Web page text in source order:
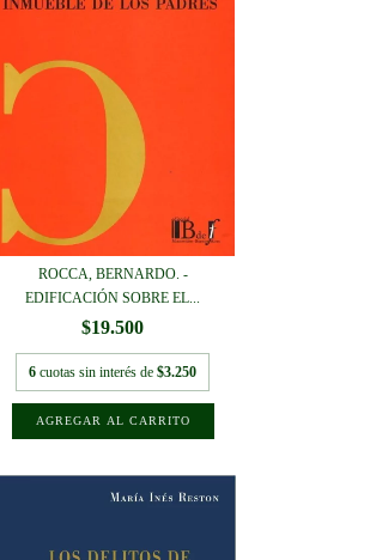
ROCCA, BERNARDO. -
EDIFICACIÓN SOBRE EL...
$19.500
6 cuotas sin interés de$3.250